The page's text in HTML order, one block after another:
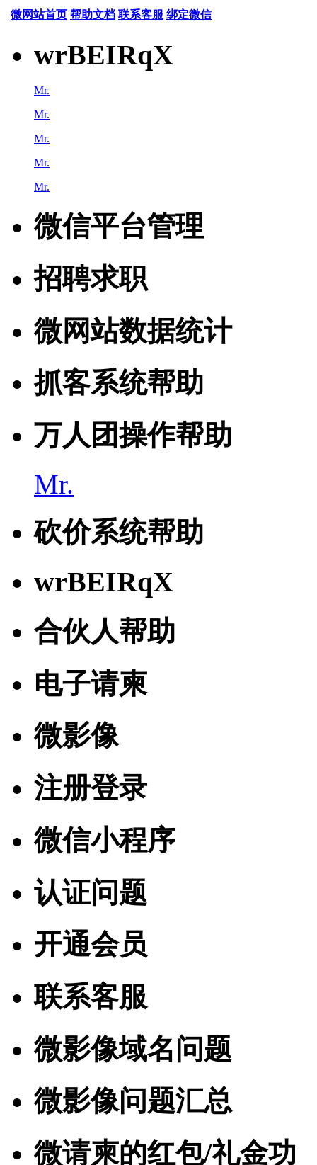
微网站首页 帮助文档 联系客服 绑定微信
wrBEIRqX
Mr.
Mr.
Mr.
Mr.
Mr.
微信平台管理
招聘求职
微网站数据统计
抓客系统帮助
万人团操作帮助
Mr.
砍价系统帮助
wrBEIRqX
合伙人帮助
电子请柬
微影像
注册登录
微信小程序
认证问题
开通会员
联系客服
微影像域名问题
微影像问题汇总
微请柬的红包/礼金功